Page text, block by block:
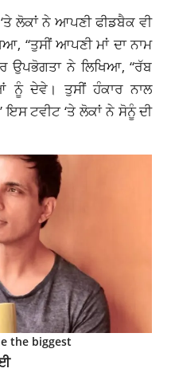
ਲੋਕਾਂ ਨੇ ਆਪਣੀ ਫੀਡਬੈਕ ਵੀ
“ਤੁਸੀਂ ਆਪਣੀ ਮਾਂ ਦਾ ਨਾਮ
ਉਪਭੋਗਤਾ ਨੇ ਲਿਖਿਆ, “ਰੱਬ
ਨੂੰ ਦੇਵੇ। ਤੁਸੀਂ ਹੰਕਾਰ ਨਾਲ
ਇਸ ਟਵੀਟ ‘ਤੇ ਲੋਕਾਂ ਨੇ ਸੋਨੂੰ ਦੀ
the biggest